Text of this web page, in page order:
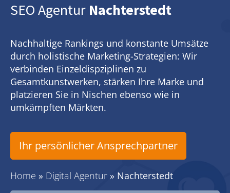
SEO Agentur Nachterstedt
Nachhaltige Rankings und konstante Umsätze
durch holistische Marketing-Strategien: Wir
verbinden Einzeldispziplinen zu
Gesamtkunstwerken, stärken Ihre Marke und
platzieren Sie in Nischen ebenso wie in
umkämpften Märkten.
Ihr persönlicher Ansprechpartner
Home » Digital Agentur » Nachterstedt